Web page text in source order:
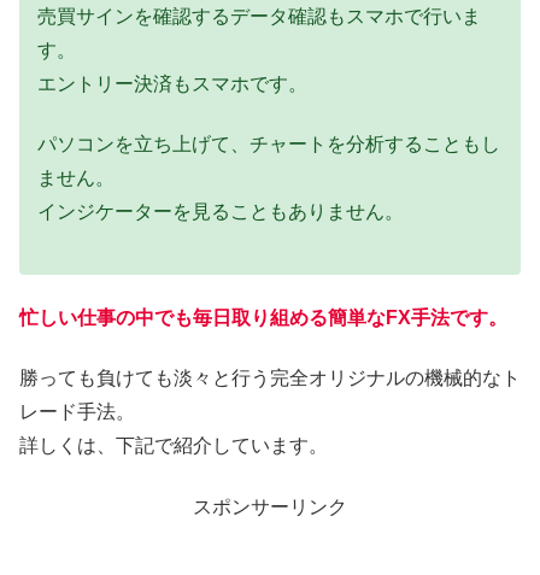
売買サインを確認するデータ確認もスマホで行いま
す。
エントリー決済もスマホです。
パソコンを立ち上げて、チャートを分析することもし
ません。
インジケーターを見ることもありません。
忙しい仕事の中でも毎日取り組める簡単なFX手法です。
勝っても負けても淡々と行う完全オリジナルの機械的なト
レード手法。
詳しくは、下記で紹介しています。
スポンサーリンク